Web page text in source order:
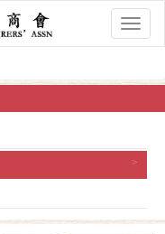
香
港
會